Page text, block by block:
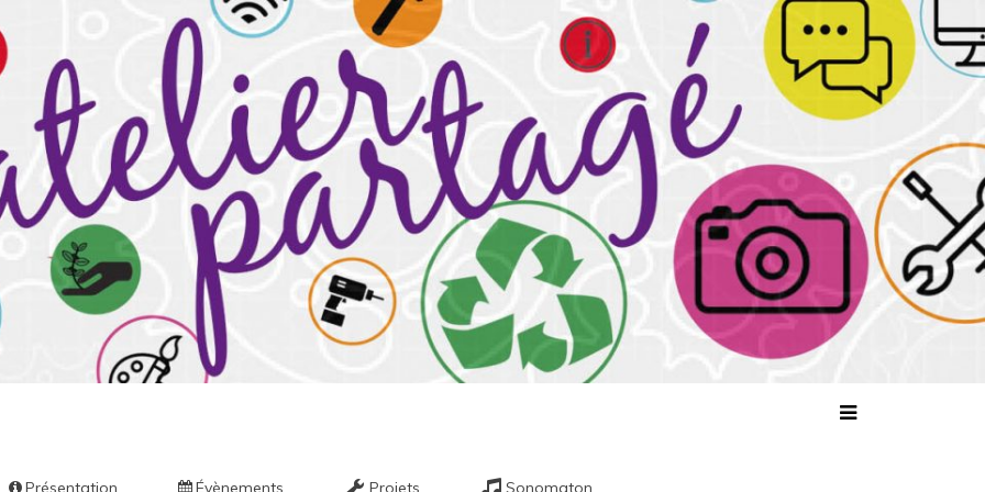
partagé
Présentation Évènements Projets Sonomaton